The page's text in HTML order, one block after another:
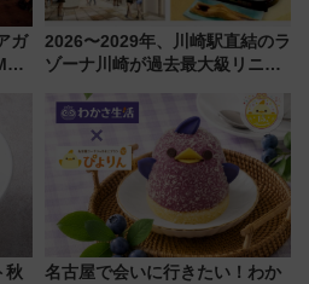
ガ
2026〜2029年、川崎駅直結のラ
ゾーナ川崎が過去最大級リニュ
「いつから何が変わるか」徹底
解説！
秋
名古屋で会いに行きたい！わか